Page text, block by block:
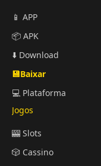
📱 APP
📦 APK
⬇️ Download
💾Baixar
💻 Plataforma
Jogos
🎰 Slots
🎲 Cassino